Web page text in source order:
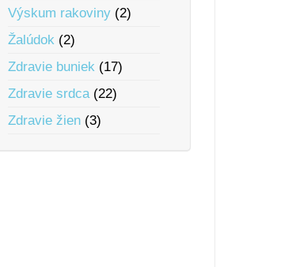
Výskum rakoviny (2)
Žalúdok (2)
Zdravie buniek (17)
Zdravie srdca(22)
Zdravie žien (3)